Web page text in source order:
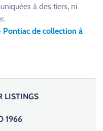
à des tiers, ni
Pontiac de collection à
LISTINGS
1966